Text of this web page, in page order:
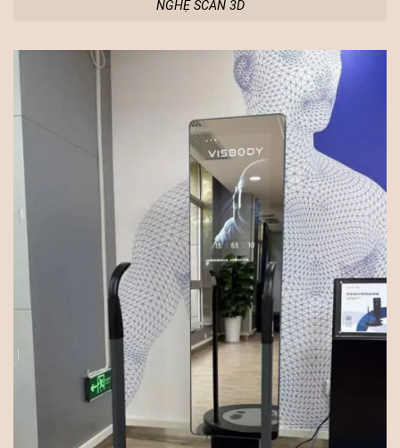
NGHỆ SCAN 3D